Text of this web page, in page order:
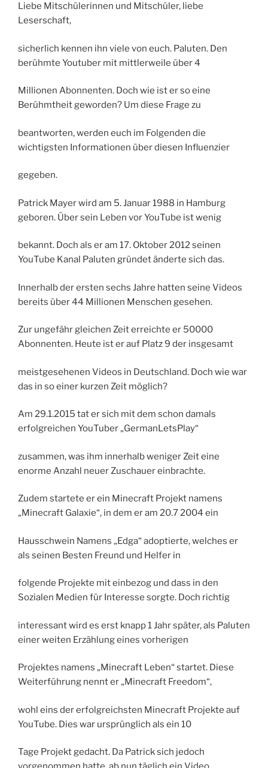
Liebe Mitschülerinnen und Mitschüler, liebe
Leserschaft,
sicherlich kennen ihn viele von euch. Paluten. Den
berühmte Youtuber mit mittlerweile über 4
Millionen Abonnenten. Doch wie ist er so eine
Berühmtheit geworden? Um diese Frage zu
beantworten, werden euch im Folgenden die
wichtigsten Informationen über diesen Influenzier
gegeben.
Patrick Mayer wird am 5. Januar 1988 in Hamburg
geboren. Über sein Leben vor YouTube ist wenig
bekannt. Doch als er am 17. Oktober 2012 seinen
YouTube Kanal Paluten gründet änderte sich das.
Innerhalb der ersten sechs Jahre hatten seine Videos
bereits über 44 Millionen Menschen gesehen.
Zur ungefähr gleichen Zeit erreichte er 50000
Abonnenten. Heute ist er auf Platz 9 der insgesamt
meistgesehenen Videos in Deutschland. Doch wie war
das in so einer kurzen Zeit möglich?
Am 29.1.2015 tat er sich mit dem schon damals
erfolgreichen YouTuber „GermanLetsPlay“
zusammen, was ihm innerhalb weniger Zeit eine
enorme Anzahl neuer Zuschauer einbrachte.
Zudem startete er ein Minecraft Projekt namens
„Minecraft Galaxie“, in dem er am 20.7 2004 ein
Hausschwein Namens „Edga“ adoptierte, welches er
als seinen Besten Freund und Helfer in
folgende Projekte mit einbezog und dass in den
Sozialen Medien für Interesse sorgte. Doch richtig
interessant wird es erst knapp 1 Jahr später, als Paluten
einer weiten Erzählung eines vorherigen
Projektes namens „Minecraft Leben“ startet. Diese
Weiterführung nennt er „Minecraft Freedom“,
wohl eins der erfolgreichsten Minecraft Projekte auf
YouTube. Dies war ursprünglich als ein 10
Tage Projekt gedacht. Da Patrick sich jedoch